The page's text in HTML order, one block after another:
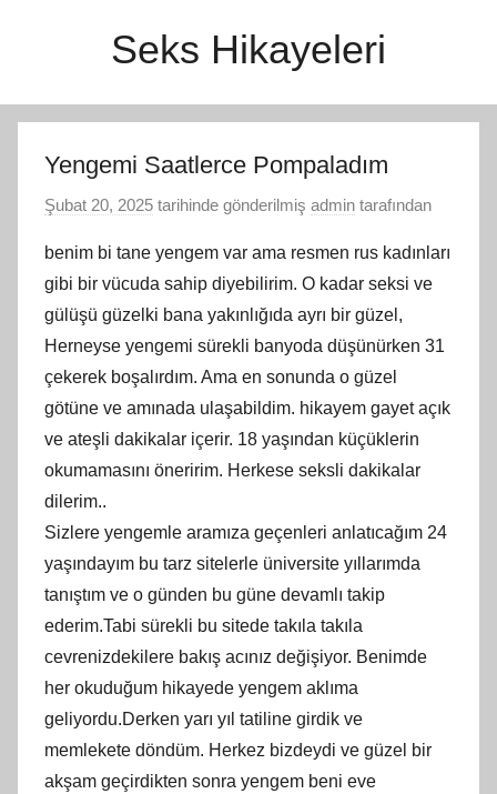
Seks Hikayeleri
Yengemi Saatlerce Pompaladım
Şubat 20, 2025 tarihinde gönderilmiş admin tarafından
benim bi tane yengem var ama resmen rus kadınları
gibi bir vücuda sahip diyebilirim. O kadar seksi ve
gülüşü güzelki bana yakınlığıda ayrı bir güzel,
Herneyse yengemi sürekli banyoda düşünürken 31
çekerek boşalırdım. Ama en sonunda o güzel
götüne ve amınada ulaşabildim. hikayem gayet açık
ve ateşli dakikalar içerir. 18 yaşından küçüklerin
okumamasını öneririm. Herkese seksli dakikalar
dilerim..
Sizlere yengemle aramıza geçenleri anlatıcağım 24
yaşındayım bu tarz sitelerle üniversite yıllarımda
tanıştım ve o günden bu güne devamlı takip
ederim.Tabi sürekli bu sitede takıla takıla
cevrenizdekilere bakış acınız değişiyor. Benimde
her okuduğum hikayede yengem aklıma
geliyordu.Derken yarı yıl tatiline girdik ve
memlekete döndüm. Herkez bizdeydi ve güzel bir
akşam geçirdikten sonra yengem beni eve